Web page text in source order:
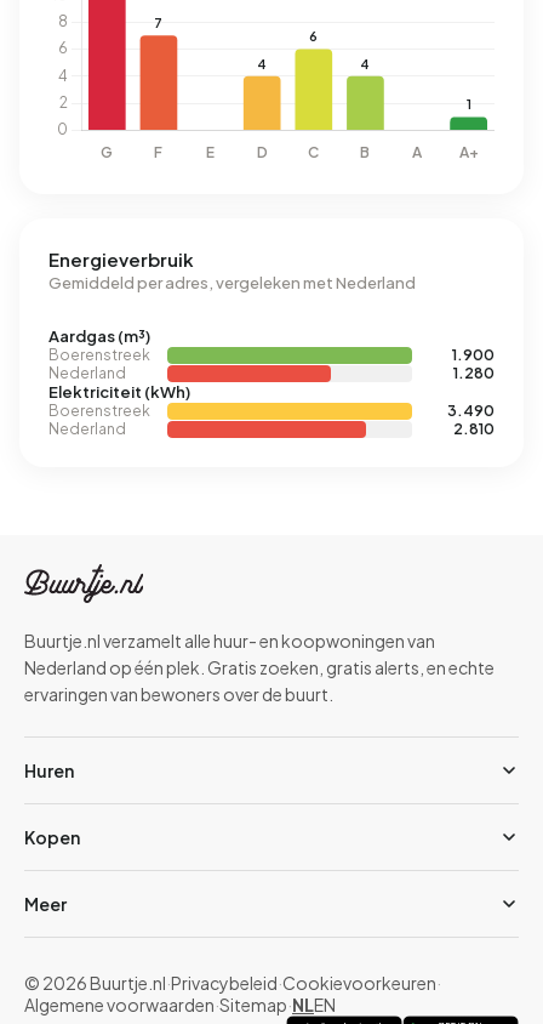
Energieverbruik
Gemiddeld per adres, vergeleken met Nederland
Aardgas (m³)
Boerenstreek
1.900
Nederland
1.280
Elektriciteit (kWh)
Boerenstreek
3.490
Nederland
2.810
Buurtje.nl verzamelt alle huur- en koopwoningen van
Nederland op één plek. Gratis zoeken, gratis alerts, en echte
ervaringen van bewoners over de buurt.
Huren
Kopen
Meer
© 2026 Buurtje.nl·Privacybeleid·Cookievoorkeuren·
Algemene voorwaarden·Sitemap·NLEN